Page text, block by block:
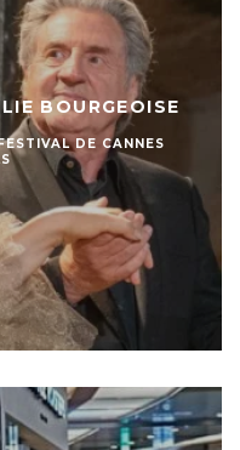
BOURGEOISE
DE CANNES